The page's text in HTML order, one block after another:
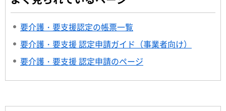
要介護・要支援認定の帳票一覧
要介護・要支援 認定申請ガイド（事業者向け）
要介護・要支援 認定申請のページ